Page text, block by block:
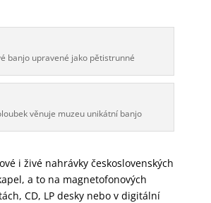
banjo upravené jako pětistrunné
věnuje muzeu unikátní banjo
i živé nahrávky československých
a to na magnetofonových
CD, LP desky nebo v digitální